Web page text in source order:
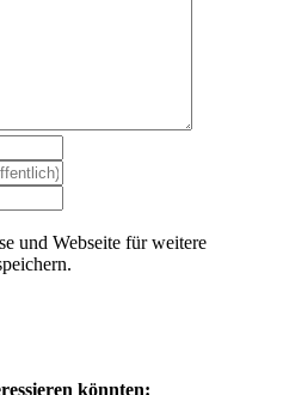
und Webseite für weitere
könnten: